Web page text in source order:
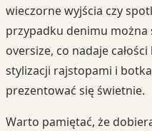
wieczorne wyjścia czy
przypadku denimu
oversize, co nadaje
stylizacji rajstopami i
prezentować się świetnie.
Warto pamiętać, że